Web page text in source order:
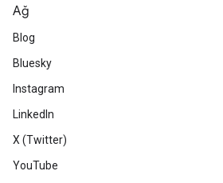
Ağ
Blog
Bluesky
Instagram
LinkedIn
X (Twitter)
YouTube